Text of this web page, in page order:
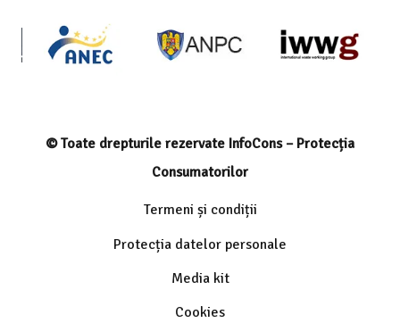
© Toate drepturile rezervate InfoCons – Protecția
Consumatorilor
Termeni și condiții
Protecția datelor personale
Media kit
Cookies